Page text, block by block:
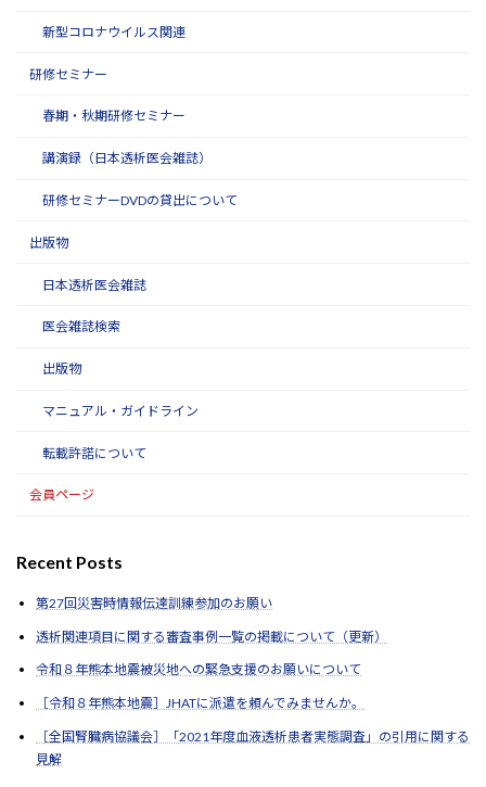
新型コロナウイルス関連
研修セミナー
春期・秋期研修セミナー
講演録（日本透析医会雑誌）
研修セミナーDVDの貸出について
出版物
日本透析医会雑誌
医会雑誌検索
出版物
マニュアル・ガイドライン
転載許諾について
会員ページ
Recent Posts
第27回災害時情報伝達訓練参加のお願い
透析関連項目に関する審査事例一覧の掲載について（更新）
令和８年熊本地震被災地への緊急支援のお願いについて
［令和８年熊本地震］JHATに派遣を頼んでみませんか。
［全国腎臓病協議会］「2021年度血液透析患者実態調査」の引用に関する
見解